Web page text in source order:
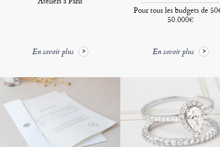
En savoir plus
Pour tous les budgets de
50.000€
En savoir plus